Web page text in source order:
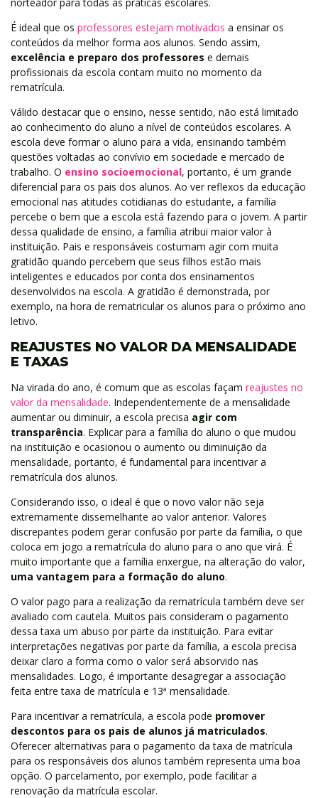
É ideal que os professores estejam motivados a ensinar os
conteúdos da melhor forma aos alunos. Sendo assim,
excelência e preparo dos professores e demais
profissionais da escola contam muito no momento da
rematrícula.
Válido destacar que o ensino, nesse sentido, não está limitado
ao conhecimento do aluno a nível de conteúdos escolares. A
escola deve formar o aluno para a vida, ensinando também
questões voltadas ao convívio em sociedade e mercado de
trabalho. O ensino socioemocional, portanto, é um grande
diferencial para os pais dos alunos. Ao ver reflexos da educação
emocional nas atitudes cotidianas do estudante, a família
percebe o bem que a escola está fazendo para o jovem. A partir
dessa qualidade de ensino, a família atribui maior valor à
instituição. Pais e responsáveis costumam agir com muita
gratidão quando percebem que seus filhos estão mais
inteligentes e educados por conta dos ensinamentos
desenvolvidos na escola. A gratidão é demonstrada, por
exemplo, na hora de rematricular os alunos para o próximo ano
letivo.
REAJUSTES NO VALOR DA MENSALIDADE
E TAXAS
Na virada do ano, é comum que as escolas façam reajustes no
valor da mensalidade. Independentemente de a mensalidade
aumentar ou diminuir, a escola precisa agir com
transparência. Explicar para a família do aluno o que mudou
na instituição e ocasionou o aumento ou diminuição da
mensalidade, portanto, é fundamental para incentivar a
rematrícula dos alunos.
Considerando isso, o ideal é que o novo valor não seja
extremamente dissemelhante ao valor anterior. Valores
discrepantes podem gerar confusão por parte da família, o que
coloca em jogo a rematrícula do aluno para o ano que virá. É
muito importante que a família enxergue, na alteração do valor,
uma vantagem para a formação do aluno.
O valor pago para a realização da rematrícula também deve ser
avaliado com cautela. Muitos pais consideram o pagamento
dessa taxa um abuso por parte da instituição. Para evitar
interpretações negativas por parte da família, a escola precisa
deixar claro a forma como o valor será absorvido nas
mensalidades. Logo, é importante desagregar a associação
feita entre taxa de matrícula e 13ª mensalidade.
Para incentivar a rematrícula, a escola pode promover
descontos para os pais de alunos já matriculados.
Oferecer alternativas para o pagamento da taxa de matrícula
para os responsáveis dos alunos também representa uma boa
opção. O parcelamento, por exemplo, pode facilitar a
renovação da matrícula escolar.